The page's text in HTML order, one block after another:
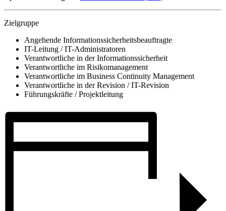
Zielgruppe
Angehende Informationssicherheitsbeauftragte
IT-Leitung / IT-Administratoren
Verantwortliche in der Informationssicherheit
Verantwortliche im Risikomanagement
Verantwortliche im Business Continuity Management
Verantwortliche in der Revision / IT-Revision
Führungskräfte / Projektleitung